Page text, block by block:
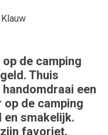
de camping
Thuis
een
de camping
en smakelijk.
favoriet.